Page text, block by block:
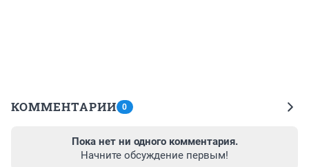
КОММЕНТАРИИ 0
Пока нет ни одного комментария.
Начните обсуждение первым!